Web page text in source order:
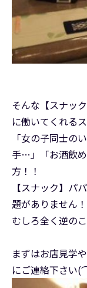
そんな【スナッ
に働いてくれる
「女の子同士の
手…」「お酒飲
方！！
【スナック】パ
題がありません！
むしろ全く逆の
まずはお店見学
にご連絡下さ